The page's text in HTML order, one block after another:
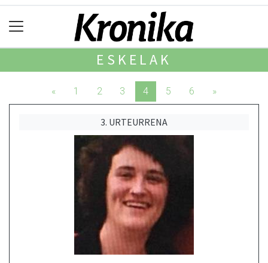
ESKELAK
« 1 2 3 4 5 6 »
3. URTEURRENA